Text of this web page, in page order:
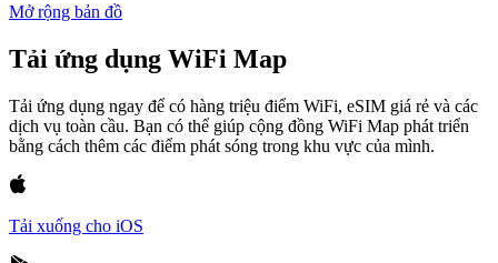
Mở rộng bản đồ
Tải ứng dụng WiFi Map
Tải ứng dụng ngay để có hàng triệu điểm WiFi, eSIM giá rẻ và các
dịch vụ toàn cầu. Bạn có thể giúp cộng đồng WiFi Map phát triển
bằng cách thêm các điểm phát sóng trong khu vực của mình.
Tải xuống cho iOS